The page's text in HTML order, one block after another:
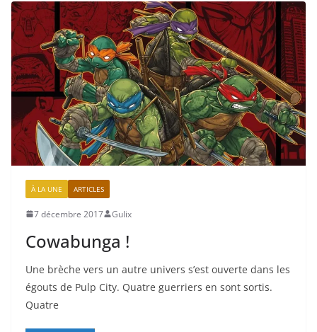
À LA UNE ARTICLES
7 décembre 2017 Gulix
Cowabunga !
Une brèche vers un autre univers s’est ouverte dans les
égouts de Pulp City. Quatre guerriers en sont sortis.
Quatre